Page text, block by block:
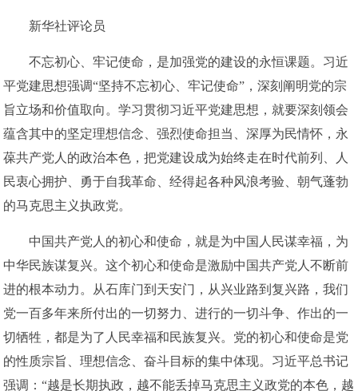
新华社评论员
不忘初心、牢记使命，是加强党的建设的永恒课题。习近
平党建思想强调“坚持不忘初心、牢记使命”，深刻阐明党的宗
旨立场和价值取向。学习贯彻习近平党建思想，就要深刻领会
蕴含其中的坚定理想信念、强烈使命担当、深厚为民情怀，永
葆共产党人的政治本色，把党建设成为始终走在时代前列、人
民衷心拥护、勇于自我革命、经得起各种风浪考验、朝气蓬勃
的马克思主义执政党。
中国共产党人的初心和使命，就是为中国人民谋幸福，为
中华民族谋复兴。这个初心和使命是激励中国共产党人不断前
进的根本动力。从石库门到天安门，从兴业路到复兴路，我们
党一百多年来所付出的一切努力、进行的一切斗争、作出的一
切牺牲，都是为了人民幸福和民族复兴。党的初心和使命是党
的性质宗旨、理想信念、奋斗目标的集中体现。习近平总书记
强调：“越是长期执政，越不能丢掉马克思主义政党的本色，越